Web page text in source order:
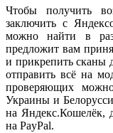
Чтобы получить
заключить с
можно найти в
предложит вам
и прикрепить сканы
отправить всё на
проверяющих
Украины и
на Яндекс.Кошелёк,
на PayPal.